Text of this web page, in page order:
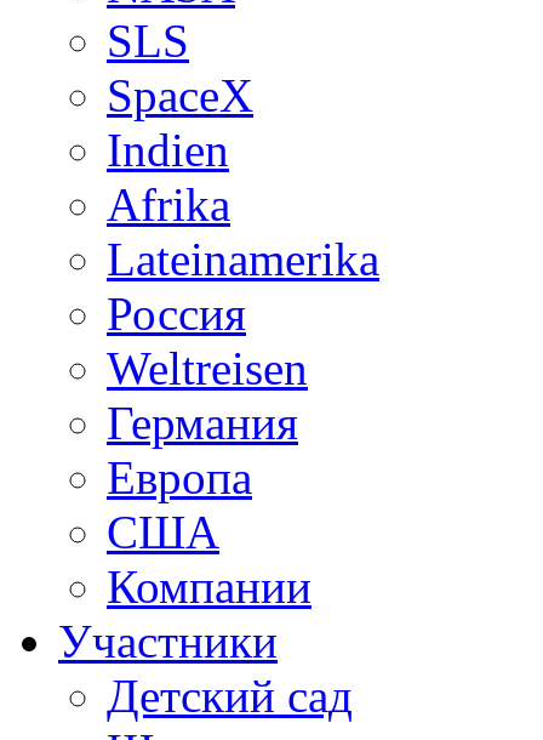
SLS
SpaceX
Indien
Afrika
Lateinamerika
Россия
Weltreisen
Германия
Европа
США
Компании
Участники
Детский сад